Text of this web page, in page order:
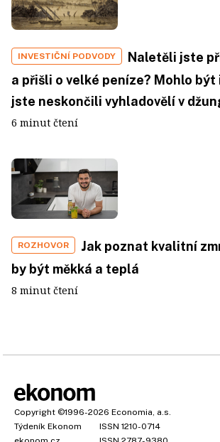
INVESTIČNÍ PODVODY
Naletěli jste
a přišli o velké peníze? Mohlo být
jste neskončili vyhladovělí v
6 minut čtení
ROZHOVOR
Jak poznat kvalitní
by být měkká a teplá
8 minut čtení
Copyright ©1996-2026 Economia, a.s.
Týdeník Ekonom
ISSN 1210-0714